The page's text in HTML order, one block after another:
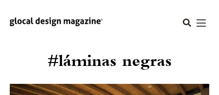
#láminas negras